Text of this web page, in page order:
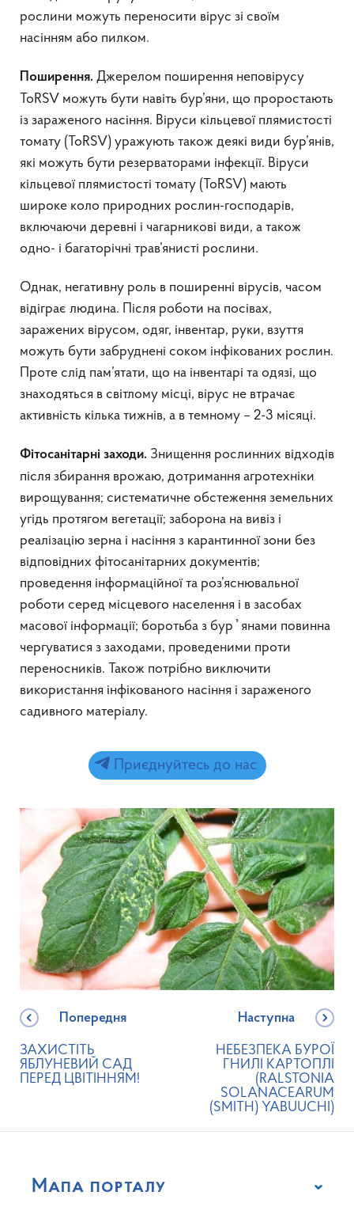
рослини можуть переносити вірус зі своїм
насінням або пилком.
Поширення. Джерелом поширення неповірусу
ToRSV можуть бути навіть бур’яни, що проростають
із зараженого насіння. Віруси кільцевої плямистості
томату (ToRSV) уражують також деякі види бур’янів,
які можуть бути резерваторами інфекції. Віруси
кільцевої плямистості томату (ToRSV) мають
широке коло природних рослин-господарів,
включаючи деревні і чагарникові види, а також
одно- і багаторічні трав’янисті рослини.
Однак, негативну роль в поширенні вірусів, часом
відіграє людина. Після роботи на посівах,
заражених вірусом, одяг, інвентар, руки, взуття
можуть бути забруднені соком інфікованих рослин.
Проте слід пам’ятати, що на інвентарі та одязі, що
знаходяться в світлому місці, вірус не втрачає
активність кілька тижнів, а в темному – 2-3 місяці.
Фітосанітарні заходи. Знищення рослинних відходів
після збирання врожаю, дотримання агротехніки
вирощування; систематичне обстеження земельних
угідь протягом вегетації; заборона на вивіз і
реалізацію зерна і насіння з карантинної зони без
відповідних фітосанітарних документів;
проведення інформаційної та роз’яснювальної
роботи серед місцевого населення і в засобах
масової інформації; боротьба з бур᾿янами повинна
чергуватися з заходами, проведеними проти
переносників. Також потрібно виключити
використання інфікованого насіння і зараженого
садивного матеріалу.
Приєднуйтесь до нас
Попередня
ЗАХИСТІТЬ
ЯБЛУНЕВИЙ САД
ПЕРЕД ЦВІТІННЯМ!
Наступна
НЕБЕЗПЕКА БУРОЇ
ГНИЛІ КАРТОПЛІ
(RALSTONIA
SOLANACEARUM
(SMITH) YABUUCHI)
Мапа порталу